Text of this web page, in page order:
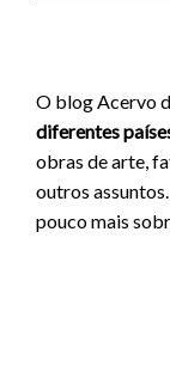
O blog Acervo
diferentes
obras de arte,
outros
pouco mais